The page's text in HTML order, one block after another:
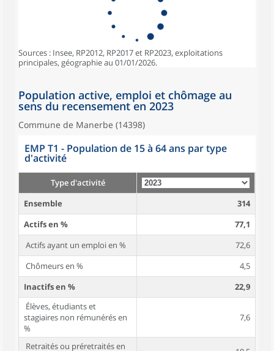
Sources : Insee, RP2012, RP2017 et RP2023, exploitations
principales, géographie au 01/01/2026.
Population active, emploi et chômage au
sens du recensement en 2023
Commune de Manerbe (14398)
EMP T1 - Population de 15 à 64 ans par type
d'activité
Type d'activité
Ensemble
314
Actifs en %
77,1
Actifs ayant un emploi en %
72,6
Chômeurs en %
4,5
Inactifs en %
22,9
Élèves, étudiants et
stagiaires non rémunérés en
%
7,6
Retraités ou préretraités en